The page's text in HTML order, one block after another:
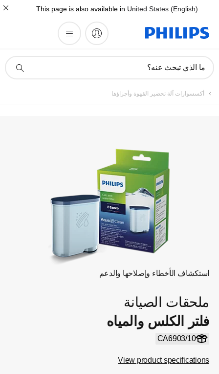
This page is also available in United States (English)
دعم
ما الذي تبحث عنه؟
أكسسوارات آلة تحضير القهوة وأجزاؤها
استكشاف الأخطاء وإصلاحها والدعم
ملحقات الصيانة
فلتر الكلس والمياه
CA6903/10
View product specifications